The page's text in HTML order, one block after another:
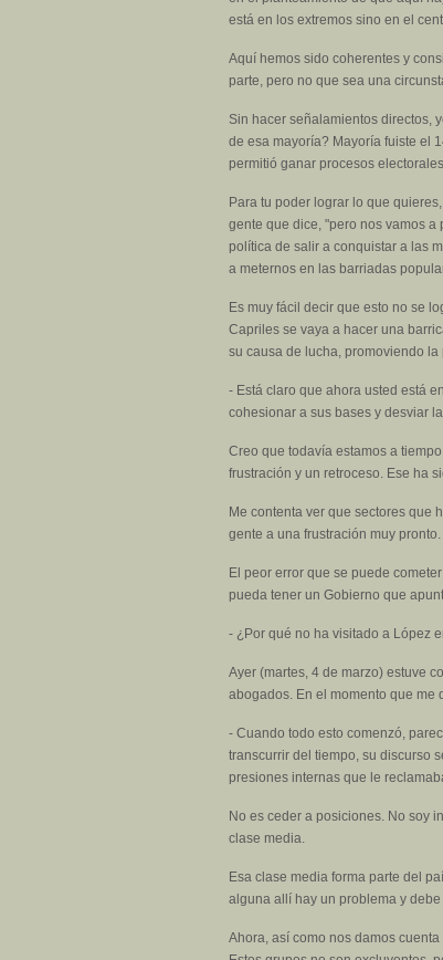
está en los extremos sino en el
Aquí hemos sido coherentes y
parte, pero no que sea una
Sin hacer señalamientos directos,
de esa mayoría? Mayoría fuiste el
permitió ganar procesos
Para tu poder lograr lo que
gente que dice, "pero nos vamos
política de salir a conquistar a las
a meternos en las barriadas
Es muy fácil decir que esto no se
Capriles se vaya a hacer una
su causa de lucha, promoviendo
- Está claro que ahora usted está
cohesionar a sus bases y desviar
Creo que todavía estamos a
frustración y un retroceso. Ese ha
Me contenta ver que sectores que
gente a una frustración muy pronto.
El peor error que se puede
pueda tener un Gobierno que
- ¿Por qué no ha visitado a López
Ayer (martes, 4 de marzo) estuve
abogados. En el momento que me
- Cuando todo esto comenzó,
transcurrir del tiempo, su discurso
presiones internas que le
No es ceder a posiciones. No soy
clase media.
Esa clase media forma parte del
alguna allí hay un problema y
Ahora, así como nos damos